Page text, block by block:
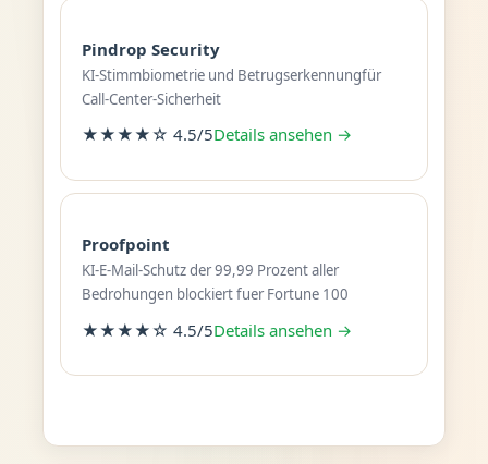
Pindrop Security
KI-Stimmbiometrie und Betrugserkennungfür
Call-Center-Sicherheit
★★★★☆ 4.5/5Details ansehen →
Proofpoint
KI-E-Mail-Schutz der 99,99 Prozent aller
Bedrohungen blockiert fuer Fortune 100
★★★★☆ 4.5/5Details ansehen →